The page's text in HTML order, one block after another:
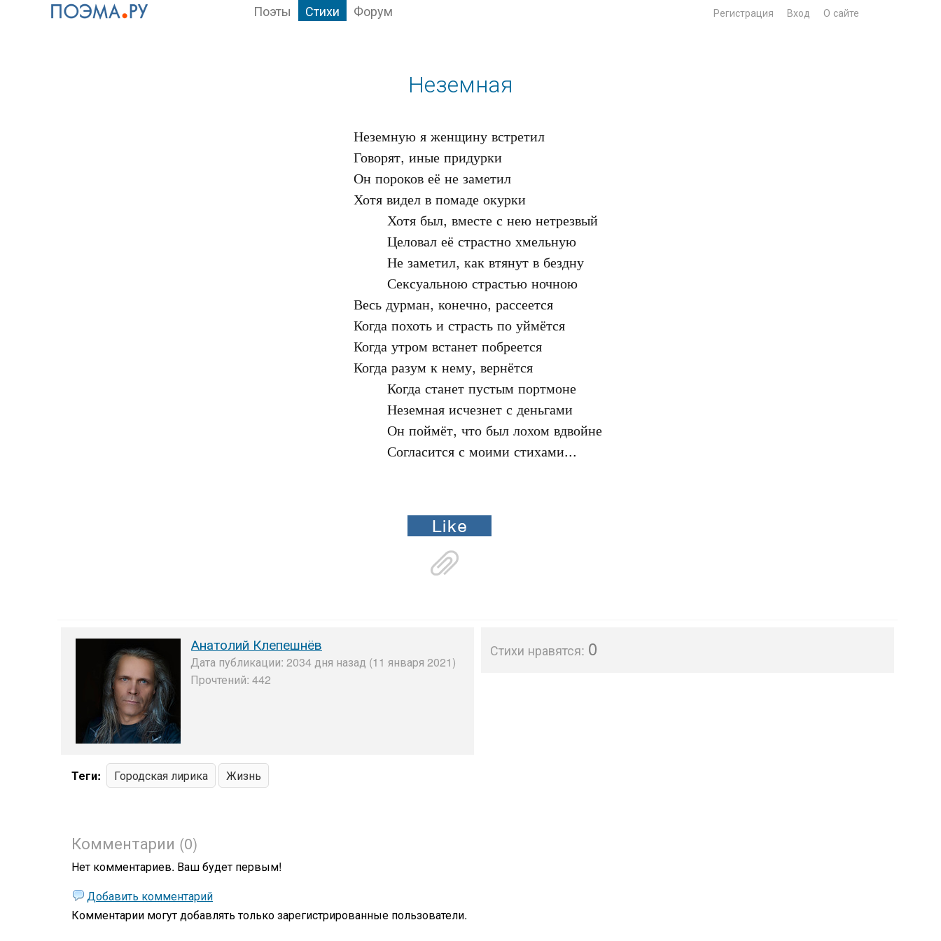
Поэты Стихи Форум Регистрация Вход О сайте
Неземная
Неземную я женщину встретил
Говорят, иные придурки
Он пороков её не заметил
Хотя видел в помаде окурки
Весь дурман, конечно, рассеется
Когда похоть и страсть по уймётся
Когда утром встанет побреется
Когда разум к нему, вернётся
	Согласится с моими стихами...
Анатолий Клепешнёв
Дата публикации: 2034 дня назад (11 января 2021)
Прочтений: 442
Стихи нравятся: 0
Теги: Городская лирика Жизнь
Комментарии (0)
Нет комментариев. Ваш будет первым!
Добавить комментарий
Комментарии могут добавлять толькозарегистрированные пользователи.